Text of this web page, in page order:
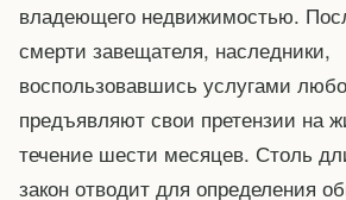
владеющего недвижимостью.
смерти завещателя, наследники,
воспользовавшись услугами
предъявляют свои претензии на
течение шести месяцев. Столь
закон отводит для определения